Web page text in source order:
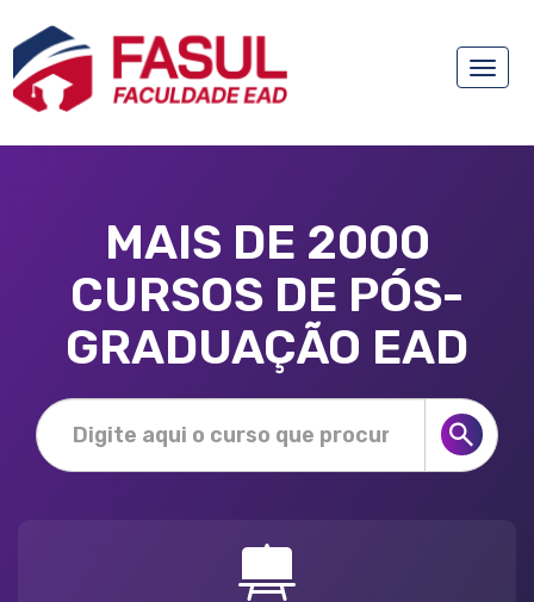
Toggle
MAIS DE 2000
CURSOS DE PÓS-
GRADUAÇÃO EAD